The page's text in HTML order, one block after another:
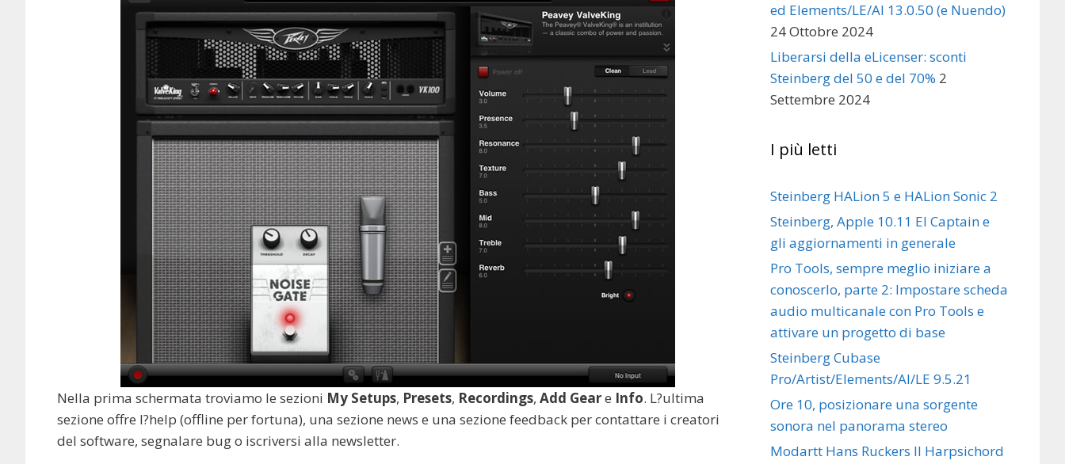
Nella prima schermata troviamo le sezioni My Setups, Presets, Recordings, Add Geare Info. L?ultima
sezione offre l?help (offline per fortuna), una sezione news e una sezione feedback per contattare i creatori
del software, segnalare bug o iscriversi alla newsletter.
ed Elements/LE/AI 13.0.50 (e Nuendo)
24 Ottobre 2024
Liberarsi della eLicenser: sconti
Steinberg del 50 e del 70% 2
Settembre 2024
I più letti
Steinberg HALion 5 e HALion Sonic 2
Steinberg, Apple 10.11 El Captain e
gli aggiornamenti in generale
Pro Tools, sempre meglio iniziare a
conoscerlo, parte 2: Impostare scheda
audio multicanale con Pro Tools e
attivare un progetto di base
Steinberg Cubase
Pro/Artist/Elements/AI/LE 9.5.21
Ore 10, posizionare una sorgente
sonora nel panorama stereo
Modartt Hans Ruckers II Harpsichord